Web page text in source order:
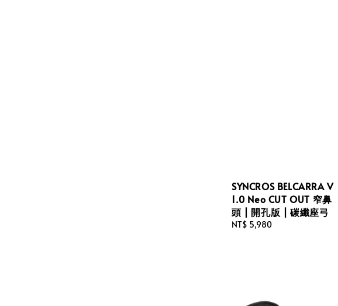
SYNCROS BELCARRA V
1.0 Neo CUT OUT 窄鼻
頭 | 開孔版 | 碳纖座弓
Regular
NT$ 5,980